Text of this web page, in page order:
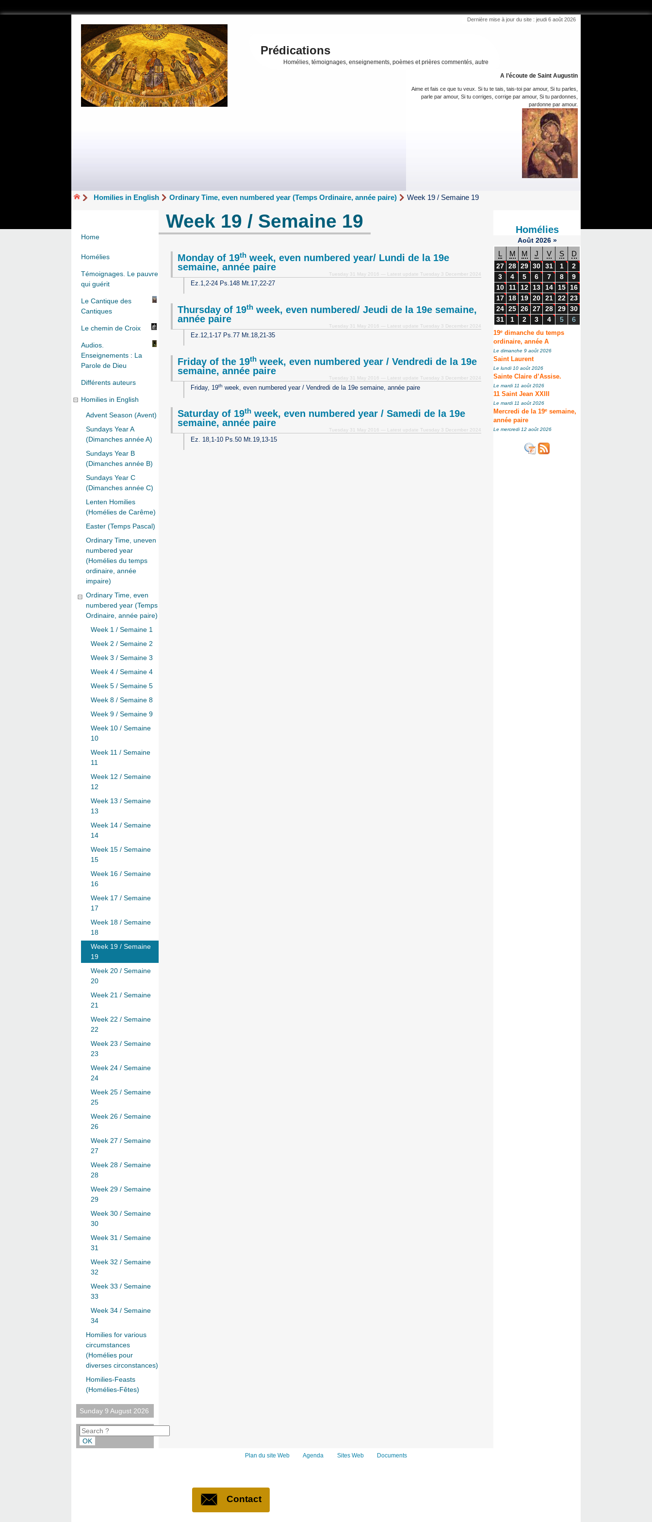
Dernière mise à jour du site : jeudi 6 août 2026
Prédications
Homélies, témoignages, enseignements, poèmes et prières commentés, autre
A l’écoute de Saint Augustin
Aime et fais ce que tu veux. Si tu te tais, tais-toi par amour, Si tu parles,
parle par amour, Si tu corriges, corrige par amour, Si tu pardonnes,
pardonne par amour.
Homilies in English Ordinary Time, even numbered year (Temps Ordinaire, année paire) Week 19 / Semaine 19
Week 19 / Semaine 19
Monday of 19thweek, even numbered year/ Lundi de la 19e
semaine, année paire
Tuesday 31 May 2016 — Latest update Tuesday 3 December 2024
Ez.1,2-24 Ps.148 Mt.17,22-27
Thursday of 19thweek, even numbered/ Jeudi de la 19e semaine,
année paire
Tuesday 31 May 2016 — Latest update Tuesday 3 December 2024
Ez.12,1-17 Ps.77 Mt.18,21-35
Friday of the 19thweek, even numbered year / Vendredi de la 19e
semaine, année paire
Tuesday 31 May 2016 — Latest update Tuesday 3 December 2024
Friday, 19th week, even numbered year / Vendredi de la 19e semaine, année paire
Saturday of 19thweek, even numbered year / Samedi de la 19e
semaine, année paire
Tuesday 31 May 2016 — Latest update Tuesday 3 December 2024
Ez. 18,1-10 Ps.50 Mt.19,13-15
Home
Homélies
Témoignages. Le pauvre
qui guérit
Le Cantique des
Cantiques
Le chemin de Croix
Audios.
Enseignements : La
Parole de Dieu
Différents auteurs
Homilies in English
Advent Season (Avent)
Sundays Year A
(Dimanches année A)
Sundays Year B
(Dimanches année B)
Sundays Year C
(Dimanches année C)
Lenten Homilies
(Homélies de Carême)
Easter (Temps Pascal)
Ordinary Time, uneven
numbered year
(Homélies du temps
ordinaire, année
impaire)
Ordinary Time, even
numbered year (Temps
Ordinaire, année paire)
Week 1 / Semaine 1
Week 2 / Semaine 2
Week 3 / Semaine 3
Week 4 / Semaine 4
Week 5 / Semaine 5
Week 8 / Semaine 8
Week 9 / Semaine 9
Week 10 / Semaine
10
Week 11 / Semaine
11
Week 12 / Semaine
12
Week 13 / Semaine
13
Week 14 / Semaine
14
Week 15 / Semaine
15
Week 16 / Semaine
16
Week 17 / Semaine
17
Week 18 / Semaine
18
Week 19 / Semaine
19
Week 20 / Semaine
20
Week 21 / Semaine
21
Week 22 / Semaine
22
Week 23 / Semaine
23
Week 24 / Semaine
24
Week 25 / Semaine
25
Week 26 / Semaine
26
Week 27 / Semaine
27
Week 28 / Semaine
28
Week 29 / Semaine
29
Week 30 / Semaine
30
Week 31 / Semaine
31
Week 32 / Semaine
32
Week 33 / Semaine
33
Week 34 / Semaine
34
Homilies for various
circumstances
(Homélies pour
diverses circonstances)
Homilies-Feasts
(Homélies-Fêtes)
Sunday 9 August 2026
Homélies
Août 2026 »
L M M J V S D
27 28 29 30 31 1
2
3
4 5 6 7 8
9
10
11 12 13 14 15
16
17
18 19 20 21 22 23
24 25 26 27 28 29 30
31
1 2 3 4 5 6
19e dimanche du temps
ordinaire, année A
Le dimanche 9 août 2026
Saint Laurent
Le lundi 10 août 2026
Sainte Claire d’Assise.
Le mardi 11 août 2026
11 Saint Jean XXIII
Le mardi 11 août 2026
Mercredi de la 19e semaine,
année paire
Le mercredi 12 août 2026
Plan du site Web Agenda Sites Web Documents
Contact